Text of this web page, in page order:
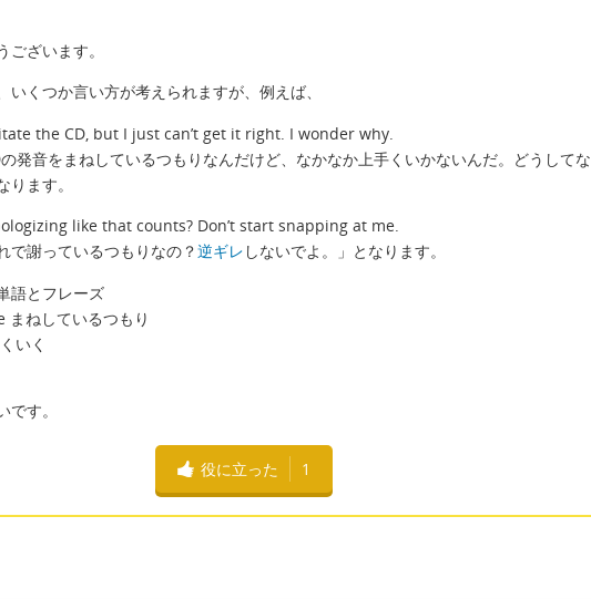
ございます。
いくつか言い方が考えられますが、例えば、
the CD, but I just can’t get it right. I wonder why.
発音をまねしているつもりなんだけど、なかなか上手くいかないんだ。どうしてな
ります。
like that counts? Don’t start snapping at me.
で謝っているつもりなの？逆ギレ しないでよ。」となります。
語とフレーズ
ねしているつもり
いく
す。
役に立った 1